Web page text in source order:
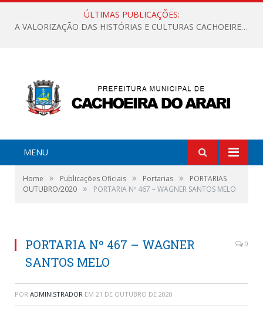
ÚLTIMAS PUBLICAÇÕES:
A VALORIZAÇÃO DAS HISTÓRIAS E CULTURAS CACHOEIRENSES
MENU
Home » Publicações Oficiais » Portarias »
PORTARIAS
OUTUBRO/2020 » PORTARIA Nº 467 – WAGNER SANTOS MELO
PORTARIA Nº 467 – WAGNER
SANTOS MELO
0
POR ADMINISTRADOR EM 21 DE OUTUBRO DE 2020